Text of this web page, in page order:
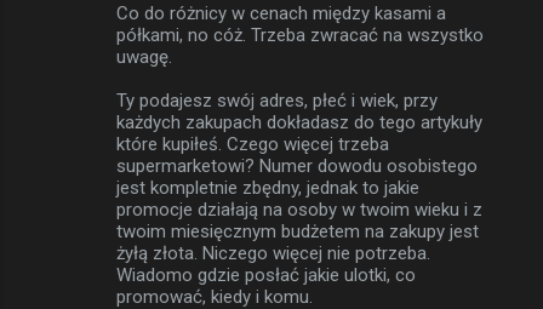
Co do różnicy w cenach między kasami a
półkami, no cóż. Trzeba zwracać na wszystko
uwagę.
Ty podajesz swój adres, płeć i wiek, przy
każdych zakupach dokładasz do tego artykuły
które kupiłeś. Czego więcej trzeba
supermarketowi? Numer dowodu osobistego
jest kompletnie zbędny, jednak to jakie
promocje działają na osoby w twoim wieku i z
twoim miesięcznym budżetem na zakupy jest
żyłą złota. Niczego więcej nie potrzeba.
Wiadomo gdzie posłać jakie ulotki, co
promować, kiedy i komu.